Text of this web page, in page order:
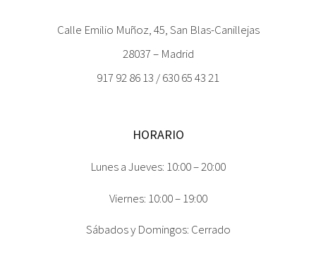
Calle Emilio Muñoz, 45, San Blas-Canillejas
28037 – Madrid
917 92 86 13 / 630 65 43 21
HORARIO
Lunes a Jueves: 10:00 – 20:00
Viernes: 10:00 – 19:00
Sábados y Domingos: Cerrado